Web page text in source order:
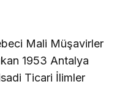
Mali Müşavirler
1953 Antalya
Ticari İlimler